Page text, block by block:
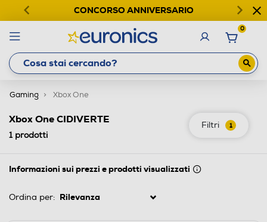
CONCORSO ANNIVERSARIO
0
Gaming Xbox One
Filtri 1
Xbox One CIDIVERTE
1prodotti
Informazioni sui prezzi e prodotti visualizzati
Ordina per: